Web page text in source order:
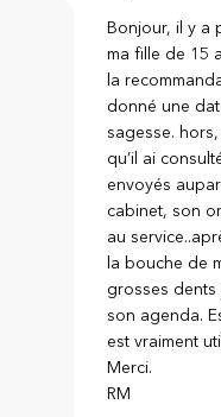
Bonjour, il y a
ma fille de 15
la
donné une
sagesse.
qu’il ai
envoyés
cabinet, son
au
la bouche de
grosses dents
son agenda.
est vraiment
Merci.
RM